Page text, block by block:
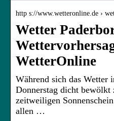
http s://www.wetteronline.de ›
Wetter
WetterOnline
Während sich das Wetter
Donnerstag dicht bewölkt
zeitweiligen
allen …